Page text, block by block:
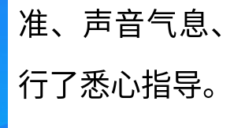
准、声音气息
行了悉心指导。